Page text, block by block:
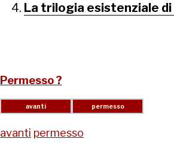
La trilogia esistenziale
Permesso ?
avanti permesso